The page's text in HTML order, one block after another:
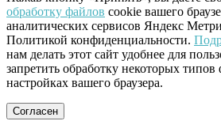
обработку файлов cookie вашего
аналитических сервисов Яндекс
Политикой конфиденциальности.
нам делать этот сайт удобнее для
запретить обработку некоторых
настройках вашего браузера.
Согласен